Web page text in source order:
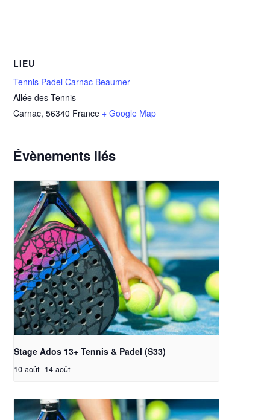
LIEU
Tennis Padel Carnac Beaumer
Allée des Tennis
Carnac, 56340 France + Google Map
Évènements liés
Stage Ados 13+ Tennis & Padel (S33)
10 août -14 août